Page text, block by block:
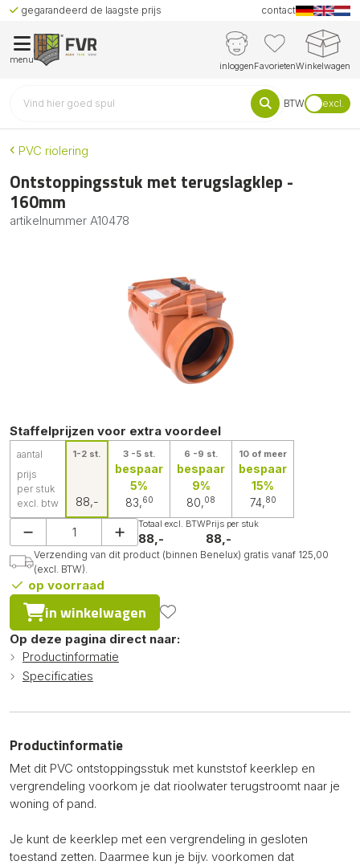
gegarandeerd de laagste prijs contact
menu
inloggenFavorietenWinkelwagen
BTW excl.
PVC riolering
Ontstoppingsstuk met terugslagklep -
160mm
artikelnummer A10478
Staffelprijzen voor extra voordeel
aantal
prijs
per stuk
excl. btw
1-2 st.
88,-
3 -5 st.
bespaar
5%
83,60
6 -9 st.
bespaar
9%
80,08
10 of meer
bespaar
15%
74,80
Totaal excl. BTW
88,-
Prijs per stuk
88,-
Verzending van dit product (binnen Benelux) gratis vanaf 125,00
(excl. BTW).
op voorraad
in winkelwagen
Op deze pagina direct naar:
Productinformatie
Specificaties
Productinformatie
Met dit PVC ontstoppingsstuk met kunststof keerklep en
vergrendeling voorkom je dat rioolwater terugstroomt naar je
woning of pand.
Je kunt de keerklep met een vergrendeling in gesloten
toestand zetten. Daarmee kun je bijv. voorkomen dat